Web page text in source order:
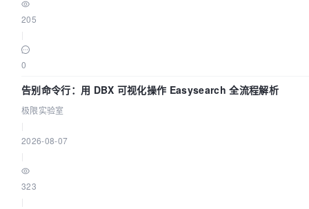
205
0
告别命令行：用 DBX 可视化操作 Easysearch 全流程解析
极限实验室
2026-08-07
323